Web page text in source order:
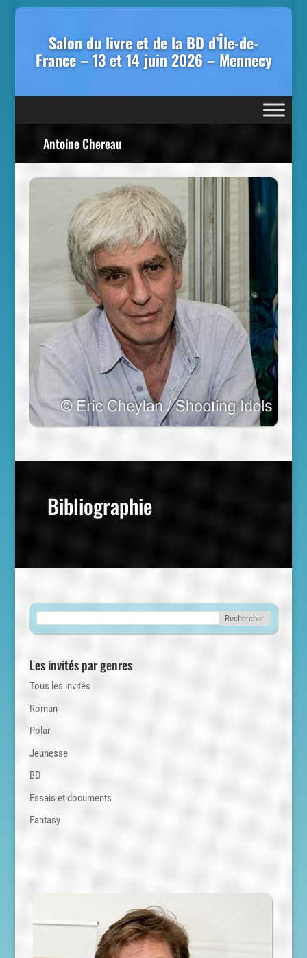
Salon du livre et de la BD d’Île-de-
France – 13 et 14 juin 2026 – Mennecy
Antoine Chereau
Bibliographie
Les invités par genres
Tous les invités
Roman
Polar
Jeunesse
BD
Essais et documents
Fantasy